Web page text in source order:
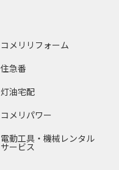
コメリリフォーム
住急番
灯油宅配
コメリパワー
電動工具・機械レンタル
サービス